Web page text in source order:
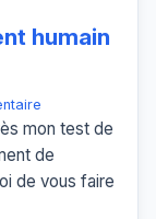
humain
mon test de
de
de vous faire